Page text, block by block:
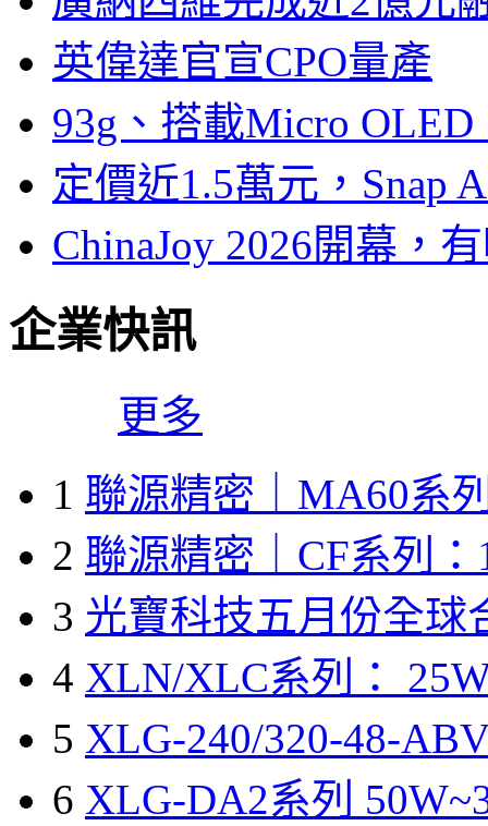
英偉達官宣CPO量產
93g、搭載Micro
定價近1.5萬元，Snap
ChinaJoy 2026開幕，
企業快訊
更多
1 聯源精密｜MA60系
2 聯源精密｜CF系列：
3 光寶科技五月份全球
4 XLN/XLC系列：
5 XLG-240/320-48-
6 XLG-DA2系列